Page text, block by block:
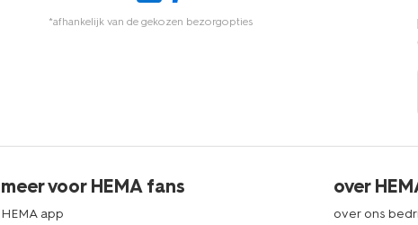
*afhankelijk van de gekozen bezorgopties
meer voor HEMA fans
HEMA app
over
over ons